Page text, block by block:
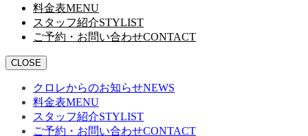
料金表MENU
スタッフ紹介STYLIST
ご予約・お問い合わせCONTACT
CLOSE
クロレからのお知らせNEWS
料金表MENU
スタッフ紹介STYLIST
ご予約・お問い合わせCONTACT